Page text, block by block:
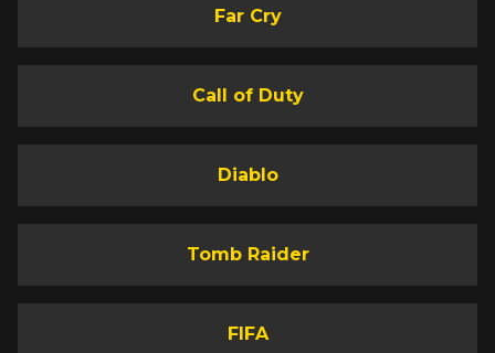
Far Cry
Call of Duty
Diablo
Tomb Raider
FIFA